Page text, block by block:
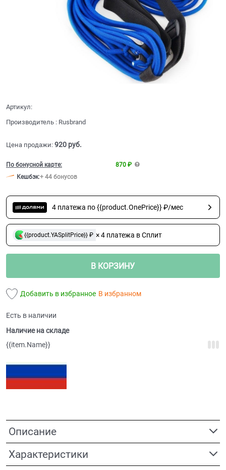
Артикул:
Производитель : Rusbrand
Цена продажи: 920 руб.
По бонусной карте:
870 ₽
Кешбэк:+ 44 бонусов
4 платежа по {{product.OnePrice}} ₽/мес
{{product.YASplitPrice}} ₽ × 4 платежа в Сплит
В КОРЗИНУ
Добавить в избранное В избранном
Есть в наличии
Наличие на складе
{{item.Name}}
Описание
Характеристики